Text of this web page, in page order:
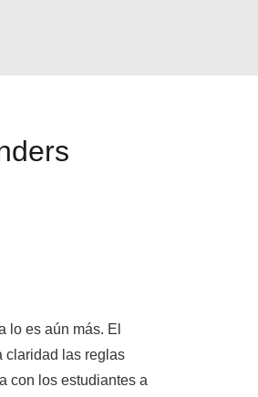
lo es aún más. El
claridad las reglas
con los estudiantes a